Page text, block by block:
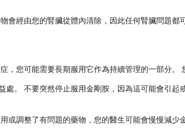
經由您的腎臟從體內清除，因此任何腎臟問題都
您可能需要長期服用它作為持續管理的一部分。
。 不要突然停止服用金剛胺，因為這可能會引
或調整了有問題的藥物，您的醫生可能會慢慢減